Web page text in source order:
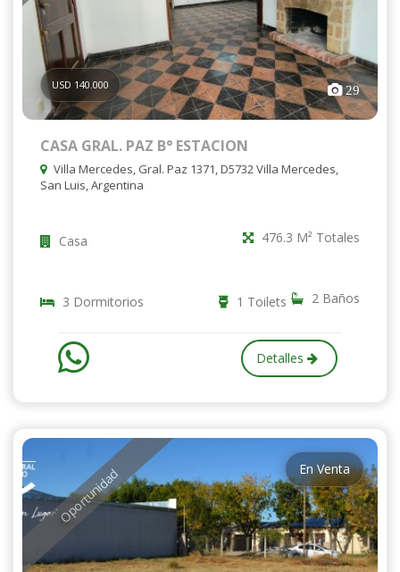
USD 140.000 29
CASA GRAL. PAZ B° ESTACION
Villa Mercedes, Gral. Paz 1371, D5732 Villa Mercedes,
San Luis, Argentina
Casa 476.3 M² Totales
3 Dormitorios 2 Baños
1 Toilets
Detalles
Oportunidad En Venta